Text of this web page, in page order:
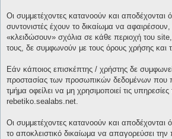
Οι συμμετέχοντες κατανοούν και αποδέχονται
συντονιστές έχουν το δικαίωμα να
«κλειδώσουν» σχόλια σε κάθε περιοχή του
τους, δε συμφωνούν με τους όρους χρήσης και
Εάν κάποιος επισκέπτης / χρήστης δε
προστασίας των προσωπικών δεδομένων που
τμήμα οφείλει να μη χρησιμοποιεί τις υπηρεσίες
rebetiko.sealabs.net.
Οι συμμετέχοντες κατανοούν και αποδέχονται
το αποκλειστικό δικαίωμα να απαγορεύσει